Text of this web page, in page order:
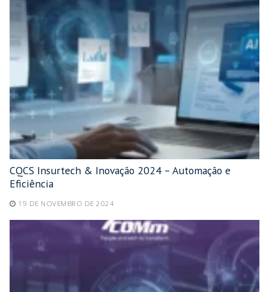
CQCS Insurtech & Inovação 2024 – Automação e
Eficiência
19 DE NOVEMBRO DE 2024